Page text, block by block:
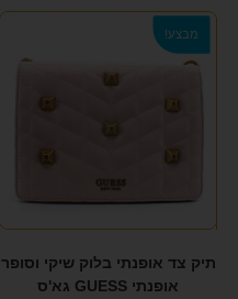
מבצע!
תיק צד אופנתי בלוק שיקי וסופר
אופנתי GUESS גא'ס